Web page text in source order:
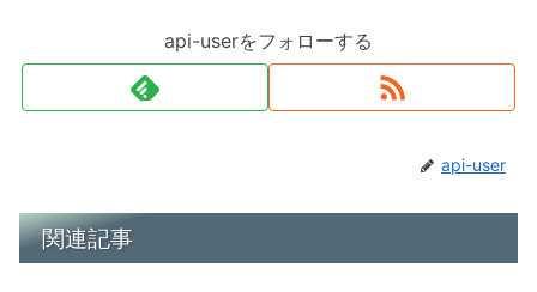
api-userをフォローする
api-user
関連記事